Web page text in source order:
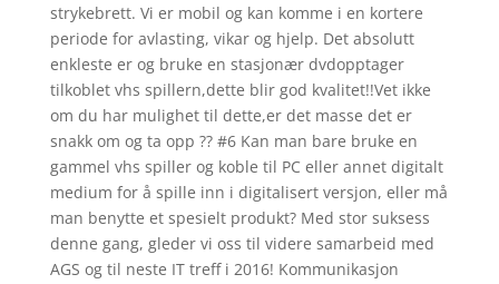
strykebrett. Vi er mobil og kan komme i en kortere
periode for avlasting, vikar og hjelp. Det absolutt
enkleste er og bruke en stasjonær dvdopptager
tilkoblet vhs spillern,dette blir god kvalitet!!Vet ikke
om du har mulighet til dette,er det masse det er
snakk om og ta opp ?? #6 Kan man bare bruke en
gammel vhs spiller og koble til PC eller annet digitalt
medium for å spille inn i digitalisert versjon, eller må
man benytte et spesielt produkt? Med stor suksess
denne gang, gleder vi oss til videre samarbeid med
AGS og til neste IT treff i 2016! Kommunikasjon